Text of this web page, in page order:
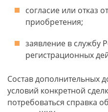
согласие или отказ
приобретения;
заявление в службу
регистрационных
Состав дополнительных
условий конкретной
потребоваться справка